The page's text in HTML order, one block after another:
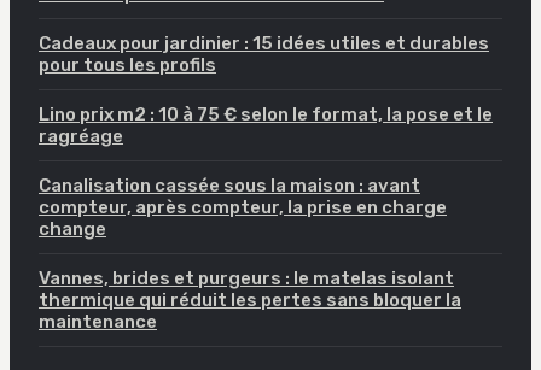
Cadeaux pour jardinier : 15 idées utiles et durables
pour tous les profils
Lino prix m2 : 10 à 75 € selon le format, la pose et le
ragréage
Canalisation cassée sous la maison : avant
compteur, après compteur, la prise en charge
change
Vannes, brides et purgeurs : le matelas isolant
thermique qui réduit les pertes sans bloquer la
maintenance